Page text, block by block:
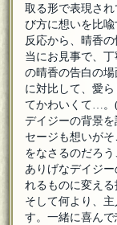
取る形で表現さ
び方に想いを比
反応から、晴香
当にお見事で、
の晴香の告白の
に対比して、愛
てかわいくて…。
デイジーの背景
セージも想いが
をなさるのだろ
ありげなデイジ
れるものに変える
そして何より、
す。一緒に喜ん